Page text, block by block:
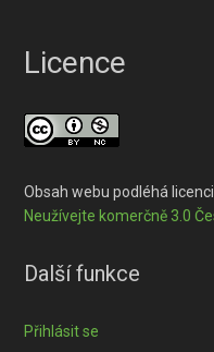
Licence
Obsah webu podléhá
Neužívejte komerčně 3.0
Další funkce
Přihlásit se